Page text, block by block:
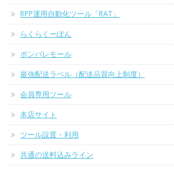
RPP運用自動化ツール「RAT」
らくらくーぽん
ポンパレモール
最強配送ラベル（配送品質向上制度）
会員専用ツール
本店サイト
ツール設置・利用
共通の送料込みライン